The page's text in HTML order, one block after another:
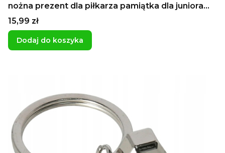
nożna prezent dla piłkarza pamiątka dla juniora
dla młodzika grawer
Cena
15,99 zł
Dodaj do koszyka